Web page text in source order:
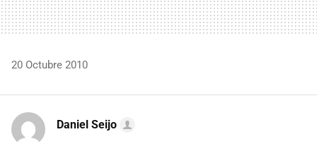
20 Octubre 2010
Daniel Seijo